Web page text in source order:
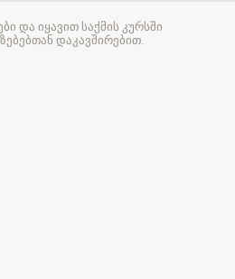
და იყავით საქმის კურსში
დაკავშირებით.